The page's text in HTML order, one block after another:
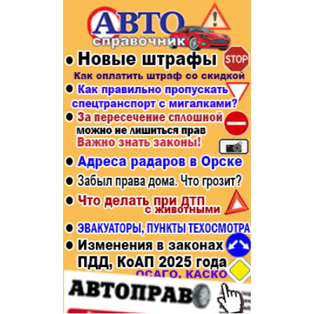
Афиша
Строительство и ремонт
Авто и мото
Рестораны, кафе, бары
Спорт Фитнес
Недвижимость
Красота Косметология
Телекоммуникации и связь
Торговля
Бизнес и финансы
Юристы, Экспертиза, Страхование
Ремонт
Социальные организации
Это интересно
Администрация
Популярное →
Строительство и ремонт